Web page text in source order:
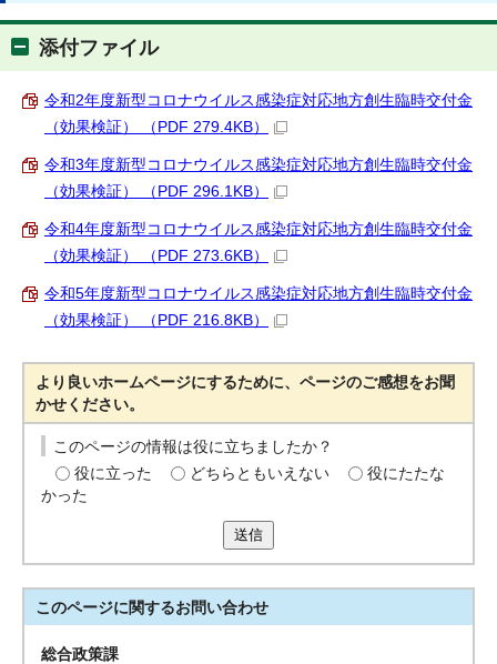
添付ファイル
令和2年度新型コロナウイルス感染症対応地方創生臨時交付金
（効果検証） （PDF 279.4KB）
令和3年度新型コロナウイルス感染症対応地方創生臨時交付金
（効果検証） （PDF 296.1KB）
令和4年度新型コロナウイルス感染症対応地方創生臨時交付金
（効果検証） （PDF 273.6KB）
令和5年度新型コロナウイルス感染症対応地方創生臨時交付金
（効果検証） （PDF 216.8KB）
より良いホームページにするために、ページのご感想をお聞
かせください。
このページの情報は役に立ちましたか？
役に立った
どちらともいえない
役にたたな
かった
送信
このページに関するお問い合わせ
総合政策課